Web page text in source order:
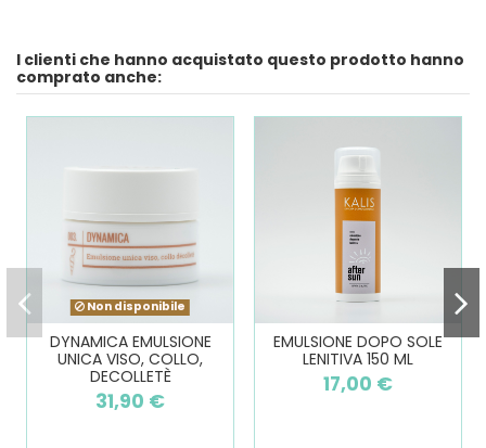
I clienti che hanno acquistato questo prodotto hanno
comprato anche:
Non disponibile
DYNAMICA EMULSIONE
UNICA VISO, COLLO,
DECOLLETÈ
31,90 €
EMULSIONE DOPO SOLE
LENITIVA 150 ML
17,00 €